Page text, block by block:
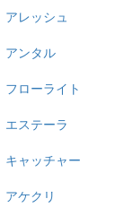
アレッシュ
アンタル
フローライト
エステーラ
キャッチャー
アケクリ